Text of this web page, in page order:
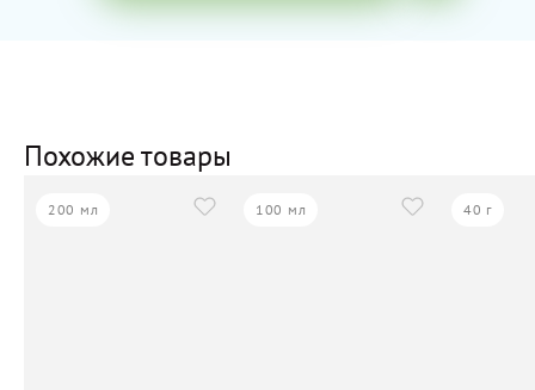
Похожие товары
200 мл 100 мл 40 г